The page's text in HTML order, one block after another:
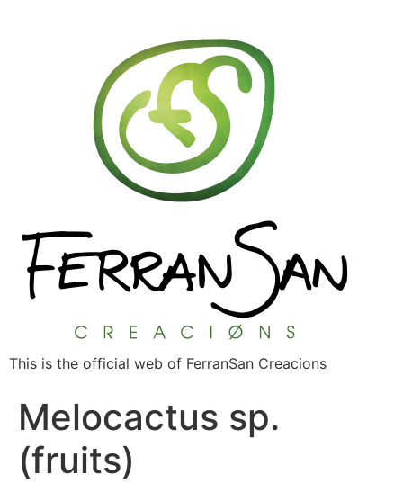
This is the official web of FerranSan Creacions
Melocactus sp.
(fruits)